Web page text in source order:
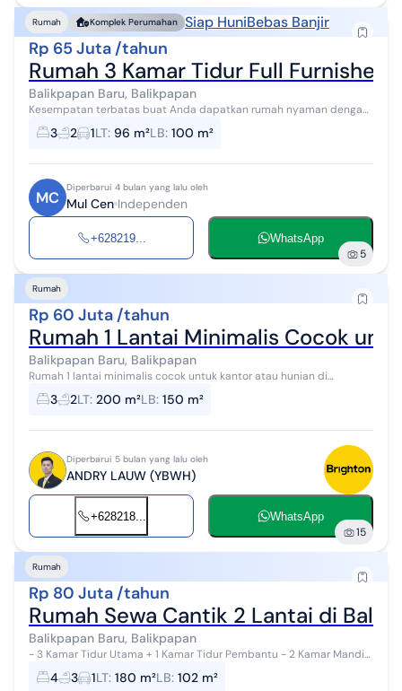
Rumah Komplek Perumahan Siap HuniBebas Banjir
Rp 65 Juta /tahun
Rumah 3 Kamar Tidur Full Furnished
Balikpapan Baru, Balikpapan
Kesempatan terbatas buat Anda dapatkan rumah nyaman dengan
return investasi tinggi di Balikpapan Baru, Balikpapan. Rumah ini
menawarkan lokasi yan...
3 2 1LT: 96 m²LB: 100 m²
MC
Diperbarui 4 bulan yang lalu oleh
Mul Cen Independen
+628219... WhatsApp
5
Rumah
Rp 60 Juta /tahun
Rumah 1 Lantai Minimalis Cocok
Balikpapan Baru, Balikpapan
Rumah 1 lantai minimalis cocok untuk kantor atau hunian di
balikpapan baru kosongan dengan 3 ac di dalam nya lingkungan
aman dan nyaman kamar 3 +1 ...
3 2LT: 200 m²LB: 150 m²
Diperbarui 5 bulan yang lalu oleh
ANDRY LAUW (YBWH)
+628218... WhatsApp
15
Rumah
Rp 80 Juta /tahun
Rumah Sewa Cantik 2 Lantai di
Balikpapan Baru, Balikpapan
- 3 Kamar Tidur Utama + 1 Kamar Tidur Pembantu - 2 Kamar Mandi
Utama + 1 Kamar Mandi Pembantu - 2200 Watt - WTP - Pinggir
Jalan Besar - Tanah Datar...
4 3 1LT: 180 m²LB: 102 m²